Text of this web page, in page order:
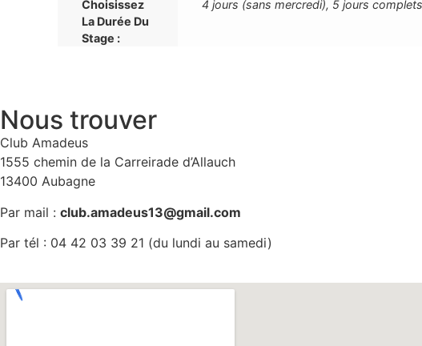
Choisissez
La Durée Du
Stage :
4 jours (sans mercredi), 5 jours complets
Nous trouver
Club Amadeus
1555 chemin de la Carreirade d’Allauch
13400 Aubagne
Par mail : club.amadeus13@gmail.com
Par tél : 04 42 03 39 21 (du lundi au samedi)